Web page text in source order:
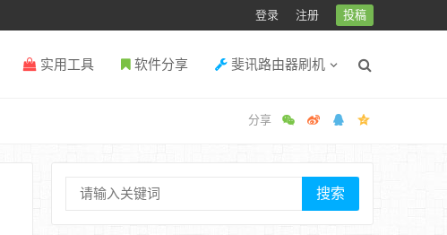
登录 注册 投稿
实用工具 软件分享 斐讯路由器刷机
搜索